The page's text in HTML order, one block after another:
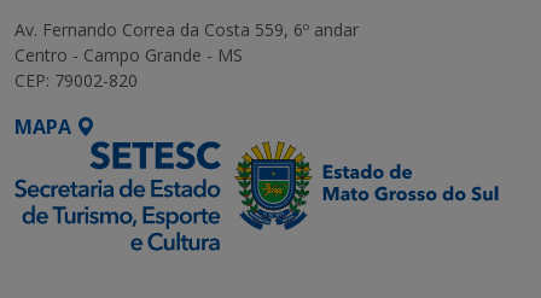
Av. Fernando Correa da Costa 559, 6º andar
Centro - Campo Grande - MS
CEP: 79002-820
MAPA